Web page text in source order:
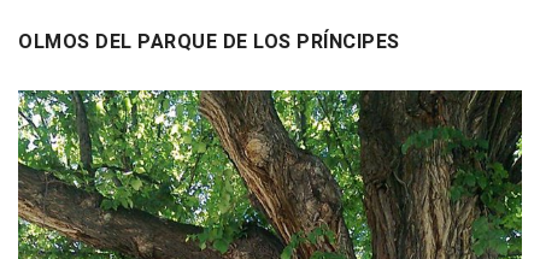
OLMOS DEL PARQUE DE LOS PRÍNCIPES